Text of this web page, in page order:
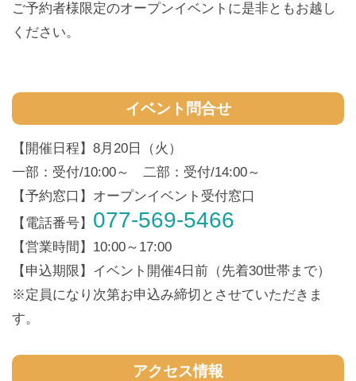
ご予約者様限定のオープンイベントに是非ともお越し
ください。
イベント問合せ
【開催日程】8月20日（火）
一部：受付/10:00～ 二部：受付/14:00～
【予約窓口】オープンイベント受付窓口
【電話番号】 077-569-5466
【営業時間】10:00～17:00
【申込期限】イベント開催4日前（先着30世帯まで）
※定員になり次第お申込み締切とさせていただきま
す。
アクセス情報